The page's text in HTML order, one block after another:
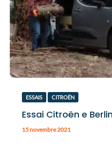
ESSAIS CITROËN
Essai Citroën e
15 novembre 2021